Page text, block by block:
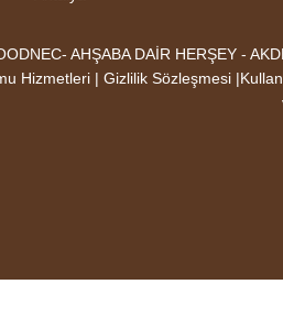
AHŞABA DAİR HERŞEY -
Hizmetleri | Gizlilik Sözleşmesi